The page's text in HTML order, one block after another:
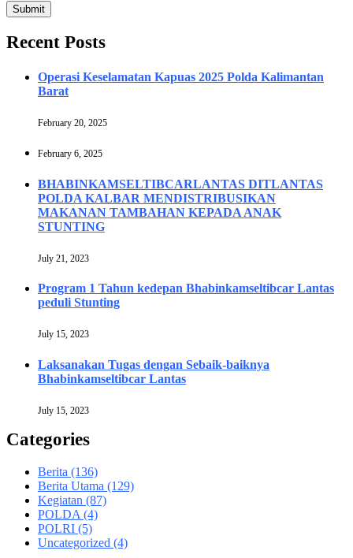
Recent Posts
Operasi Keselamatan Kapuas 2025 Polda Kalimantan
Barat
February 20, 2025
February 6, 2025
BHABINKAMSELTIBCARLANTAS DITLANTAS
POLDA KALBAR MENDISTRIBUSIKAN
MAKANAN TAMBAHAN KEPADA ANAK
STUNTING
July 21, 2023
Program 1 Tahun kedepan Bhabinkamseltibcar Lantas
peduli Stunting
July 15, 2023
Laksanakan Tugas dengan Sebaik-baiknya
Bhabinkamseltibcar Lantas
July 15, 2023
Categories
Berita (136)
Berita Utama (129)
Kegiatan (87)
POLDA (4)
POLRI (5)
Uncategorized (4)